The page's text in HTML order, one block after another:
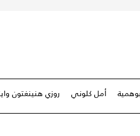
أمل كلوني روزي هنينغتون